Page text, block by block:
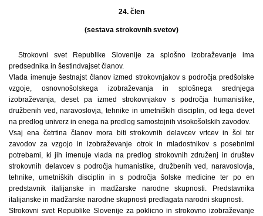
24. člen
(sestava strokovnih svetov)
Strokovni svet Republike Slovenije za splošno izobraževanje ima
predsednika in šestindvajset članov.
Vlada imenuje šestnajst članov izmed strokovnjakov s področja predšolske
vzgoje, osnovnošolskega izobraževanja in splošnega srednjega
izobraževanja, deset pa izmed strokovnjakov s področja humanistike,
družbenih ved, naravoslovja, tehnike in umetniških disciplin, od tega devet
na predlog univerz in enega na predlog samostojnih visokošolskih zavodov.
Vsaj ena četrtina članov mora biti strokovnih delavcev vrtcev in šol ter
zavodov za vzgojo in izobraževanje otrok in mladostnikov s posebnimi
potrebami, ki jih imenuje vlada na predlog strokovnih združenj in društev
strokovnih delavcev s področja humanistike, družbenih ved, naravoslovja,
tehnike, umetniških disciplin in s področja šolske medicine ter po en
predstavnik italijanske in madžarske narodne skupnosti. Predstavnika
italijanske in madžarske narodne skupnosti predlagata narodni skupnosti.
Strokovni svet Republike Slovenije za poklicno in strokovno izobraževanje